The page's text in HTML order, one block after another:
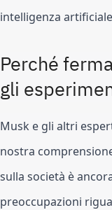
intelligenza
Perché
gli
Musk e gli altri
nostra
sulla società è
preoccupazioni